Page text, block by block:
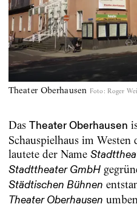
Theater Oberhausen Foto: Roger
Das Theater Oberhausen
Schauspielhaus im
lautete der Name
Stadttheater GmbH
Städtischen Bühnen
Theater Oberhausen